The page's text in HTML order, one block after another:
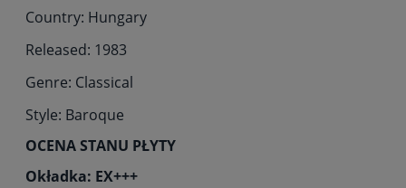
Country: Hungary
Released: 1983
Genre: Classical
Style: Baroque
OCENA STANU PŁYTY
Okładka: EX+++